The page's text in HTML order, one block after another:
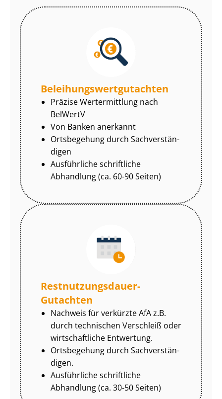
Be­lei­hungs­wert­gut­ach­ten
Präzise Wertermittlung nach
BelWertV
Von Banken anerkannt
Ortsbegehung durch Sach­ver­stän­
di­gen
Ausführliche schriftliche
Abhandlung (ca. 60-90 Seiten)
Rest­nut­zungs­dau­er-
Gutachten
Nachweis für verkürzte AfA z.B.
durch technischen Verschleiß oder
wirtschaftliche Entwertung.
Ortsbegehung durch Sach­ver­stän­
di­gen.
Ausführliche schriftliche
Abhandlung (ca. 30-50 Seiten)